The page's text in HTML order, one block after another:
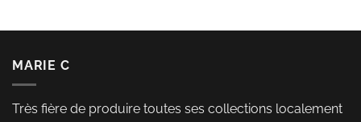
plusieurs
variations.
Les
MARIE C
Très fière de produire toutes ses collections localement